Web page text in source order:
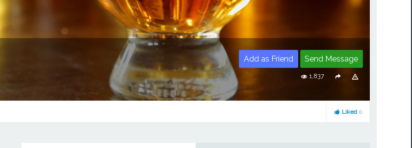
Add as Friend Send Message
1,837
Liked 0